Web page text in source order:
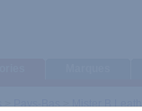
>Pays-Bas >Mister B